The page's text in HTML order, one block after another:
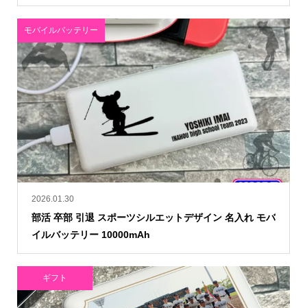
2026.01.30
部活 卒部 引退 スポーツシルエットデザイン 名入れ モバ
イルバッテリー 10000mAh
モバイルバッテリー
ギフト